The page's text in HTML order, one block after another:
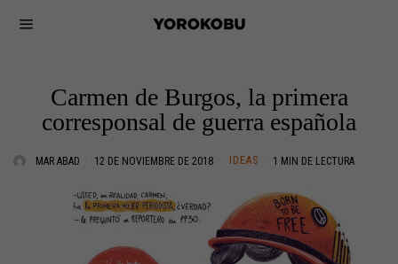
Carmen de Burgos, la primera
corresponsal de guerra española
MAR ABAD 12 DE NOVIEMBRE DE 2018 IDEAS 1 MIN DE LECTURA